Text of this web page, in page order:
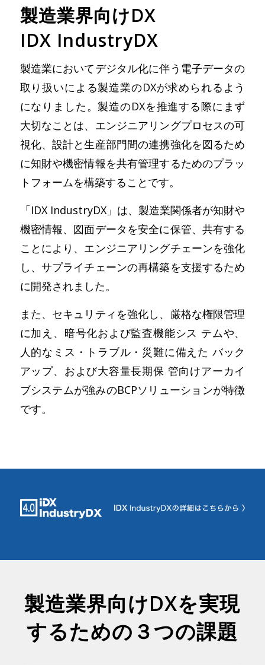
製造業界向けDX
IDX IndustryDX
製造業においてデジタル化に伴う電子データの
取り扱いによる製造業のDXが求められるよう
になりました。製造のDXを推進する際にまず
大切なことは、エンジニアリングプロセスの可
視化、設計と生産部門間の連携強化を図るため
に知財や機密情報を共有管理するためのプラッ
トフォームを構築することです。
「IDX IndustryDX」は、製造業関係者が知財や
機密情報、図面データを安全に保管、共有する
ことにより、エンジニアリングチェーンを強化
し、サプライチェーンの再構築を支援するため
に開発されました。
また、セキュリティを強化し、厳格な権限管理
に加え、暗号化および監査機能シス テムや、
人的なミス・トラブル・災難に備えた バック
アップ、および大容量長期保 管向けアーカイ
ブシステムが強みのBCPソリューションが特徴
です。
製造業界向けDXを実現
するための３つの課題